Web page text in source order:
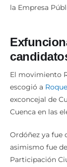
la Empresa
El movimiento
escogió a
exconcejal de
Cuenca en las
Ordóñez ya fue
asimismo fue
Participación